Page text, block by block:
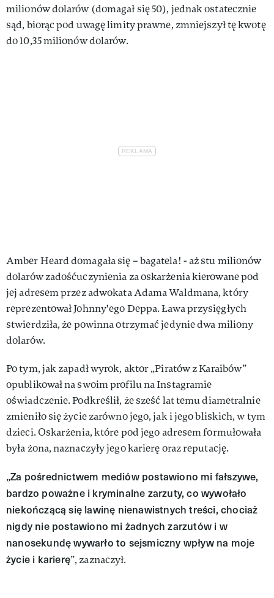
milionów dolarów (domagał się 50), jednak ostatecznie
sąd, biorąc pod uwagę limity prawne, zmniejszył tę kwotę
do 10,35 milionów dolarów.
Amber Heard domagała się – bagatela! - aż stu milionów
dolarów zadośćuczynienia za oskarżenia kierowane pod
jej adresem przez adwokata Adama Waldmana, który
reprezentował Johnny'ego Deppa. Ława przysięgłych
stwierdziła, że powinna otrzymać jedynie dwa miliony
dolarów.
Po tym, jak zapadł wyrok, aktor „Piratów z Karaibów”
opublikował na swoim profilu na Instagramie
oświadczenie. Podkreślił, że sześć lat temu diametralnie
zmieniło się życie zarówno jego, jak i jego bliskich, w tym
dzieci. Oskarżenia, które pod jego adresem formułowała
była żona, naznaczyły jego karierę oraz reputację.
„Za pośrednictwem mediów postawiono mi fałszywe,
bardzo poważne i kryminalne zarzuty, co wywołało
niekończącą się lawinę nienawistnych treści, chociaż
nigdy nie postawiono mi żadnych zarzutów i w
nanosekundę wywarło to sejsmiczny wpływ na moje
życie i karierę”, zaznaczył.